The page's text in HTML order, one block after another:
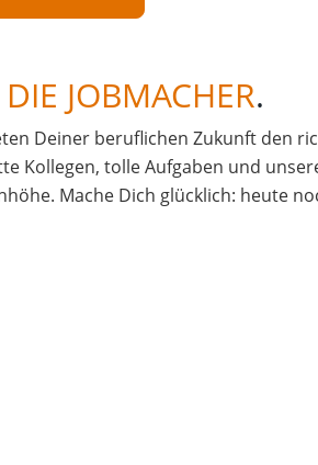
DIE JOBMACHER.
Deiner beruflichen Zukunft den
Kollegen, tolle Aufgaben und unsere
Mache Dich glücklich: heute